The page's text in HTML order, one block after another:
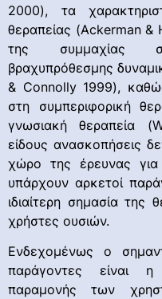
2000), τα
θεραπείας (Ackerman &
της συμμαχίας
βραχυπρόθεσμης
& Connolly 1999),
στη συμπεριφορική
γνωσιακή θεραπεία
είδους ανασκοπήσεις
χώρο της έρευνας για
υπάρχουν αρκετοί
ιδιαίτερη σημασία της
χρήστες ουσιών.
Ενδεχομένως ο
παράγοντες είναι
παραμονής των